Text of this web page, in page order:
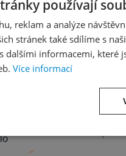
používají
reklam a analýze
stránek také sdílíme s
dalšími informacemi, které
Více informací